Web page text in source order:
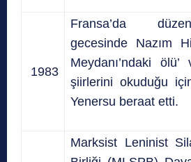
1983
Fransa’da
gecesinde Nazım
Meydanı’ndaki ölü’
şiirlerini okuduğu
Yenersu beraat etti.
Marksist Leninist